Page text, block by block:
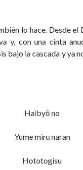
lo hace. Desde el
y, con una cinta
bajo la cascada y ya
Haibyô no
Yume miru naran
Hototogisu